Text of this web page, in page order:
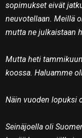
sopimukset eivät
neuvotellaan. Meillä
mutta ne julkaistaan
Mutta heti
koossa. Haluamme
Näin vuoden lopuksi
Seinäjoella oli